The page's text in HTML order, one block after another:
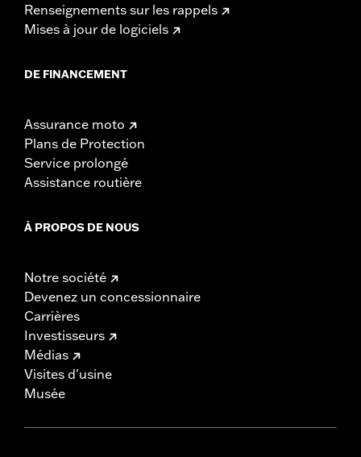
Renseignements sur les rappels
Mises à jour de logiciels
DE FINANCEMENT
Assurance moto
Plans de Protection
Service prolongé
Assistance routière
À PROPOS DE NOUS
Notre société
Devenez un concessionnaire
Carrières
Investisseurs
Médias
Visites d'usine
Musée